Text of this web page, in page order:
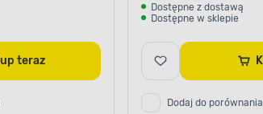
Kup teraz
Dostępne z dostawą
Dostępne w sklepie
Dodaj do porównania